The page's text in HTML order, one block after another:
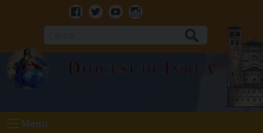
Facebook
TwitterYoutubeInstagram
Diocesi di Ivrea
Menu